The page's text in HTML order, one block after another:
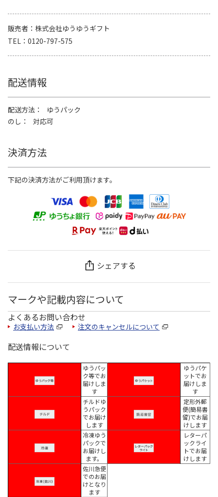
販売者
株式会社ゆうゆうギフト
TEL
0120-797-575
配送情報
配送方法
ゆうパック
のし
対応可
決済方法
下記の決済方法がご利用頂けます。
シェアする
マークや記載内容について
よくあるお問い合わせ
お支払い方法 注文のキャンセルについて
配送情報について
ゆうパッ
ク等でお
届けしま
す
ゆうパケ
ットでお
届けしま
す
チルドゆ
うパック
でお届け
します
定形外郵
便(簡易書
留)でお届
けします
冷凍ゆう
パックで
お届けし
ます。
レターパ
ックライ
トでお届
けします
佐川急便
でのお届
けとなり
ます